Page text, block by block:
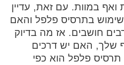
ואף במוות. עם זאת, עדיין
בתרסיס פלפל והאם
חושבים. אז מה בדיוק
שלך, האם יש דרכים
פלפל הוא כפי